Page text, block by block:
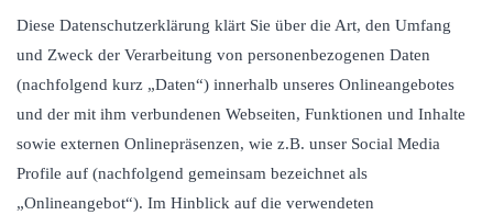
Diese Datenschutzerklärung klärt Sie über die Art, den Umfang
und Zweck der Verarbeitung von personenbezogenen Daten
(nachfolgend kurz „Daten“) innerhalb unseres Onlineangebotes
und der mit ihm verbundenen Webseiten, Funktionen und Inhalte
sowie externen Onlinepräsenzen, wie z.B. unser Social Media
Profile auf (nachfolgend gemeinsam bezeichnet als
„Onlineangebot“). Im Hinblick auf die verwendeten